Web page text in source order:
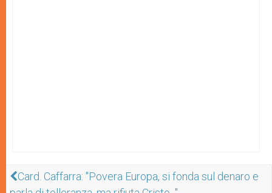
Card. Caffarra: "Povera Europa, si fonda sul denaro e